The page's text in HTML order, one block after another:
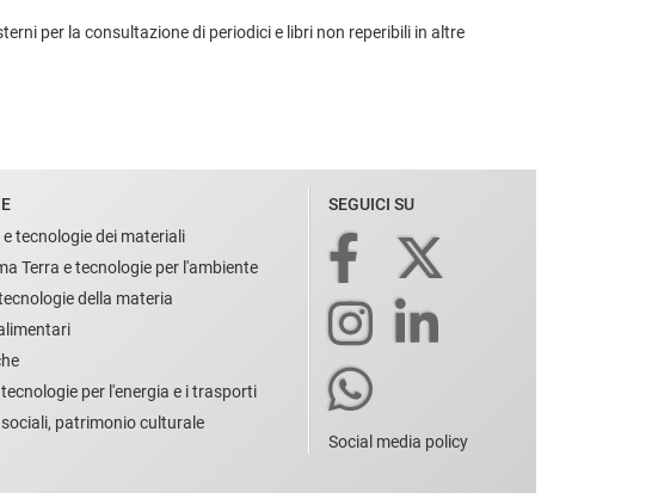
per la consultazione di periodici e libri non reperibili in altre
tecnologie dei materiali
Terra e tecnologie per l'ambiente
della materia
per l'energia e i trasporti
sociali, patrimonio culturale
SEGUICI SU
Social media policy